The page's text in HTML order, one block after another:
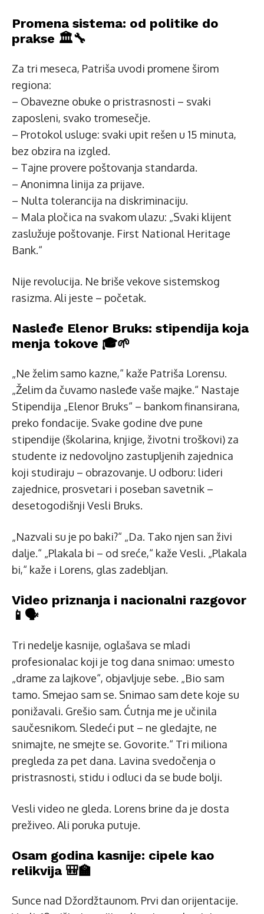
Promena sistema: od politike do
prakse 🏛️🔧
Za tri meseca, Patriša uvodi promene širom
regiona:
– Obavezne obuke o pristrasnosti – svaki
zaposleni, svako tromesečje.
– Protokol usluge: svaki upit rešen u 15 minuta,
bez obzira na izgled.
– Tajne provere poštovanja standarda.
– Anonimna linija za prijave.
– Nulta tolerancija na diskriminaciju.
– Mala pločica na svakom ulazu: „Svaki klijent
zaslužuje poštovanje. First National Heritage
Bank.“
Nije revolucija. Ne briše vekove sistemskog
rasizma. Ali jeste – početak.
Nasleđe Elenor Bruks: stipendija koja
menja tokove 🎓🌱
„Ne želim samo kazne,“ kaže Patriša Lorensu.
„Želim da čuvamo nasleđe vaše majke.“ Nastaje
Stipendija „Elenor Bruks“ – bankom finansirana,
preko fondacije. Svake godine dve pune
stipendije (školarina, knjige, životni troškovi) za
studente iz nedovoljno zastupljenih zajednica
koji studiraju – obrazovanje. U odboru: lideri
zajednice, prosvetari i poseban savetnik –
desetogodišnji Vesli Bruks.
„Nazvali su je po baki?“ „Da. Tako njen san živi
dalje.“ „Plakala bi – od sreće,“ kaže Vesli. „Plakala
bi,“ kaže i Lorens, glas zadebljan.
Video priznanja i nacionalni razgovor
📱🗣️
Tri nedelje kasnije, oglašava se mladi
profesionalac koji je tog dana snimao: umesto
„drame za lajkove“, objavljuje sebe. „Bio sam
tamo. Smejao sam se. Snimao sam dete koje su
ponižavali. Grešio sam. Ćutnja me je učinila
saučesnikom. Sledeći put – ne gledajte, ne
snimajte, ne smejte se. Govorite.“ Tri miliona
pregleda za pet dana. Lavina svedočenja o
pristrasnosti, stidu i odluci da se bude bolji.
Vesli video ne gleda. Lorens brine da je dosta
preživeo. Ali poruka putuje.
Osam godina kasnije: cipele kao
relikvija 🎒🏫
Sunce nad Džordžtaunom. Prvi dan orijentacije.